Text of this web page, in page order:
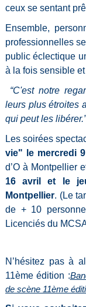
ceux se sentant
Ensemble,
professionnelles
public éclectique
à la fois sensible
“C'est notre
leurs plus étroites
qui peut les
Les soirées
vie" le mercredi
d’O à Montpellier
16 avril et le
Montpellier. (Le
de + 10
Licenciés du
N’hésitez pas à
11ème édition :
de scène 11ème